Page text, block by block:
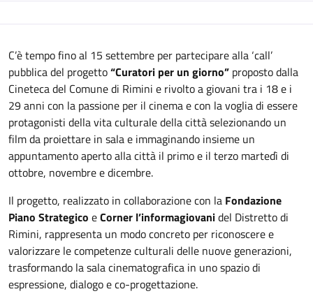
Descrizione
C’è tempo fino al 15 settembre per partecipare alla ‘call’
pubblica del progetto“Curatori per un giorno” proposto dalla
Cineteca del Comune di Rimini e rivolto a giovani tra i 18 e i
29 anni con la passione per il cinema e con la voglia di essere
protagonisti della vita culturale della città selezionando un
film da proiettare in sala e immaginando insieme un
appuntamento aperto alla città il primo e il terzo martedì di
ottobre, novembre e dicembre.
Il progetto, realizzato in collaborazione con la Fondazione
Piano Strategico eCorner l’informagiovanidel Distretto di
Rimini, rappresenta un modo concreto per riconoscere e
valorizzare le competenze culturali delle nuove generazioni,
trasformando la sala cinematografica in uno spazio di
espressione, dialogo e co-progettazione.